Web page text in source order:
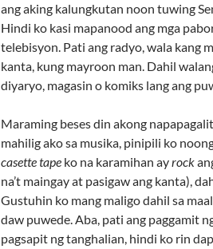
ang aking kalungkutan noon tuwing
Hindi ko kasi mapanood ang mga
telebisyon. Pati ang radyo, wala kang
kanta, kung mayroon man. Dahil
diyaryo, magasin o komiks lang ang
Maraming beses din akong
mahilig ako sa musika, pinipili ko
casette tape ko na karamihan ayrock
na’t maingay at pasigaw ang kanta),
Gustuhin ko mang maligo dahil sa
daw puwede. Aba, pati ang paggamit
pagsapit ng tanghalian, hindi ko rin